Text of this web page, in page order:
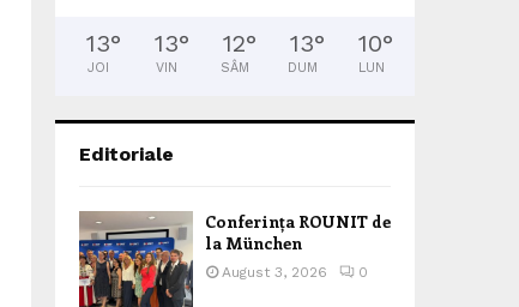
13°
JOI
13°
VIN
12°
SÂM
13°
DUM
10°
LUN
Editoriale
Conferința ROUNIT de
la München
August 3, 2026 0